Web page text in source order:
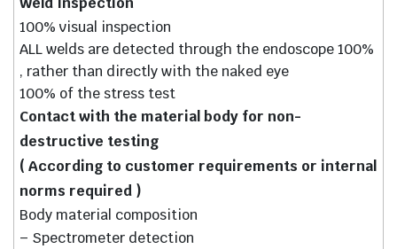
100% visual inspection
ALL welds are detected through the endoscope 100%
, rather than directly with the naked eye
100% of the stress test
Contact with the material body for non-
destructive testing
( According to customer requirements or internal
norms required )
Body material composition
– Spectrometer detection